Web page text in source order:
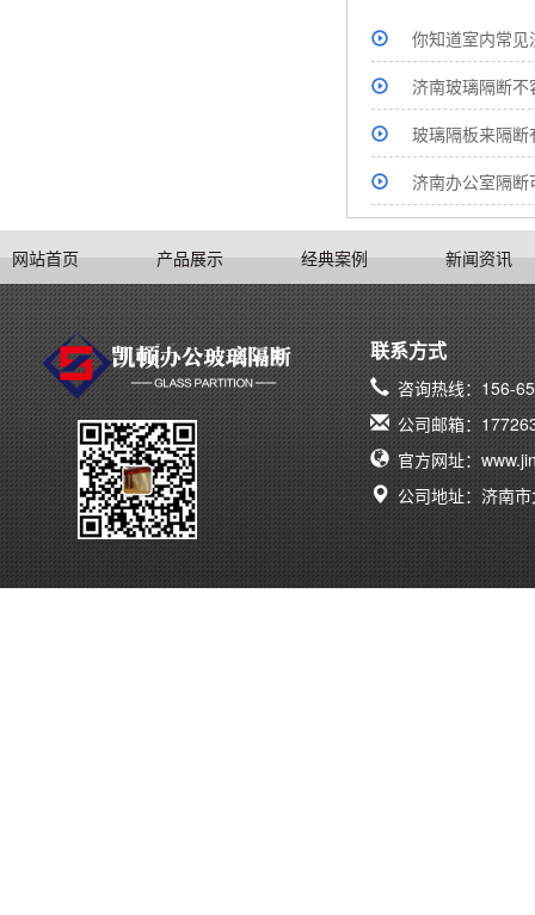
你知道室内常
济南玻璃隔断
玻璃隔板来隔
济南办公室隔
网站首页 产品展示 经典案例 新闻资讯
联系方式
咨询热线：156-
公司邮箱：
官方网址：
公司地址：济南